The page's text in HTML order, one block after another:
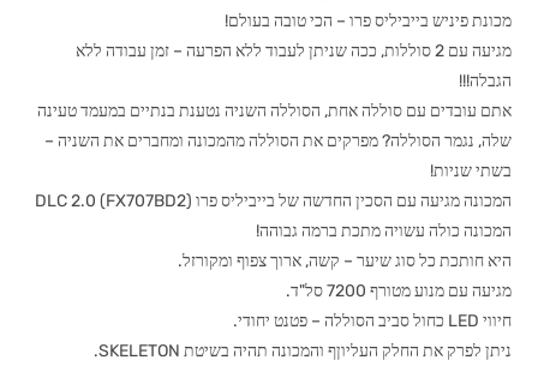
מכונת פיניש בייביליס פרו – הכי טובה בעולם!
מגיעה עם 2 סוללות, ככה שניתן לעבוד ללא הפרעה – זמן עבודה ללא
הגבלה!!!
אתם עובדים עם סוללה אחת, הסוללה השניה נטענת בנתיים במעמד טעינה
שלה, נגמר הסוללה? מפרקים את הסוללה מהמכונה ומחברים את השניה –
בשתי שניות!
המכונה מגיעה עם הסכין החדשה של בייביליס פרו DLC 2.0 (FX707BD2)
המכונה כולה עשויה מתכת ברמה גבוהה!
היא חותכת כל סוג שיער – קשה, ארוך צפוף ומקורזל.
מגיעה עם מנוע מטורף 7200 סל"ד.
חיווי LED כחול סביב הסוללה – פטנט יחודי.
ניתן לפרק את החלק העליוןף והמכונה תהיה בשיטת SKELETON.